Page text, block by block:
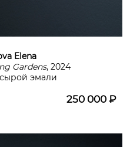
Elena
Gardens, 2024
эмали
250 000 ₽